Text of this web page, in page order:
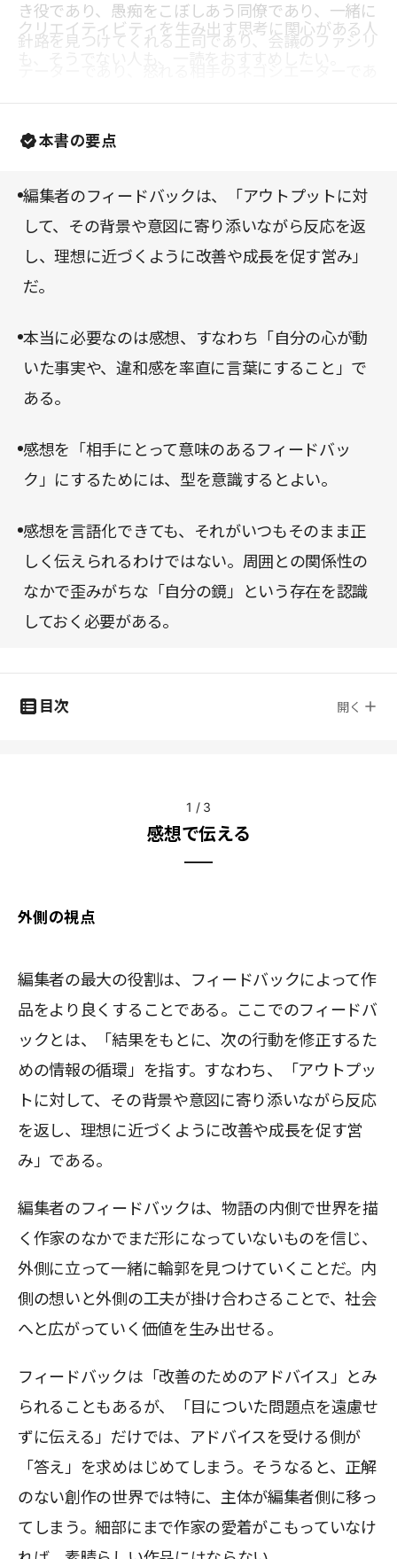
き役であり、愚痴をこぼしあう同僚であり、一緒に
針路を見つけてくれる上司であり、会議のファシリ
り……すなわち、誰もが必要としている“人間”なの
だ。生成AIになんでも相談する人の増えている現
てみることには、かならず意味がある。
クリエイティビティを生み出す思考に関心がある人
本書の要点
編集者のフィードバックは、「アウトプットに対
して、その背景や意図に寄り添いながら反応を返
し、理想に近づくように改善や成長を促す営み」
だ。
本当に必要なのは感想、すなわち「自分の心が動
いた事実や、違和感を率直に言葉にすること」で
ある。
感想を「相手にとって意味のあるフィードバッ
ク」にするためには、型を意識するとよい。
感想を言語化できても、それがいつもそのまま正
しく伝えられるわけではない。周囲との関係性の
なかで歪みがちな「自分の鏡」という存在を認識
しておく必要がある。
目次 開く
1 / 3
感想で伝える
外側の視点
編集者の最大の役割は、フィードバックによって作
品をより良くすることである。ここでのフィードバ
ックとは、「結果をもとに、次の行動を修正するた
めの情報の循環」を指す。すなわち、「アウトプッ
トに対して、その背景や意図に寄り添いながら反応
を返し、理想に近づくように改善や成長を促す営
み」である。
編集者のフィードバックは、物語の内側で世界を描
く作家のなかでまだ形になっていないものを信じ、
外側に立って一緒に輪郭を見つけていくことだ。内
側の想いと外側の工夫が掛け合わさることで、社会
へと広がっていく価値を生み出せる。
フィードバックは「改善のためのアドバイス」とみ
られることもあるが、「目についた問題点を遠慮せ
ずに伝える」だけでは、アドバイスを受ける側が
「答え」を求めはじめてしまう。そうなると、正解
のない創作の世界では特に、主体が編集者側に移っ
てしまう。細部にまで作家の愛着がこもっていなけ